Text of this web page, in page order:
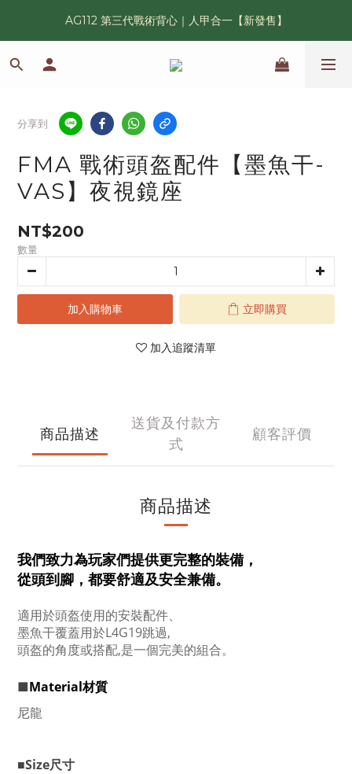
漢光42 傲骨紀念臂章｜滿 6500 贈送一片！
AG112 第三代戰術背心｜人甲合一【新發售】
鯊魚鰭圓邊帽｜高透氣、會呼吸的戰術奔尼帽
分享到
FMA 戰術頭盔配件【墨魚干-
VAS】夜視鏡座
NT$200
數量
加入購物車 立即購買
加入追蹤清單
商品描述
送貨及付款方
式
顧客評價
商品描述
我們致力為玩家們提供更完整的裝備，
從頭到腳，都要舒適及安全兼備。
適用於頭盔使用的安裝配件、
墨魚干覆蓋用於L4G19跳過,
頭盔的角度或搭配,是一個完美的組合。
■Material材質
尼龍
■Size尺寸